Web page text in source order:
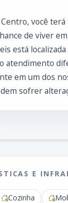
você
de viver
está
atendimento
em um dos
sofrer
E
Cozinha